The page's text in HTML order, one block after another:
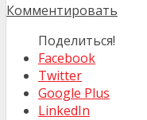
Комментировать
Поделиться!
Facebook
Twitter
Google Plus
LinkedIn